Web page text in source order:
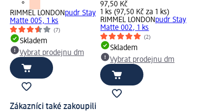
RIMMEL LONDONpudr Stay
Matte 005, 1 ks
(7)
Skladem
Vybrat prodejnu dm
97,50 Kč
1 ks (97,50 Kč za 1 ks)
RIMMEL LONDONpudr Stay
Matte 002, 1 ks
(2)
Skladem
Vybrat prodejnu dm
Zákazníci také zakoupili